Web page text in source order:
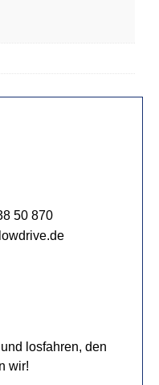
50 870
losfahren, den
wir!